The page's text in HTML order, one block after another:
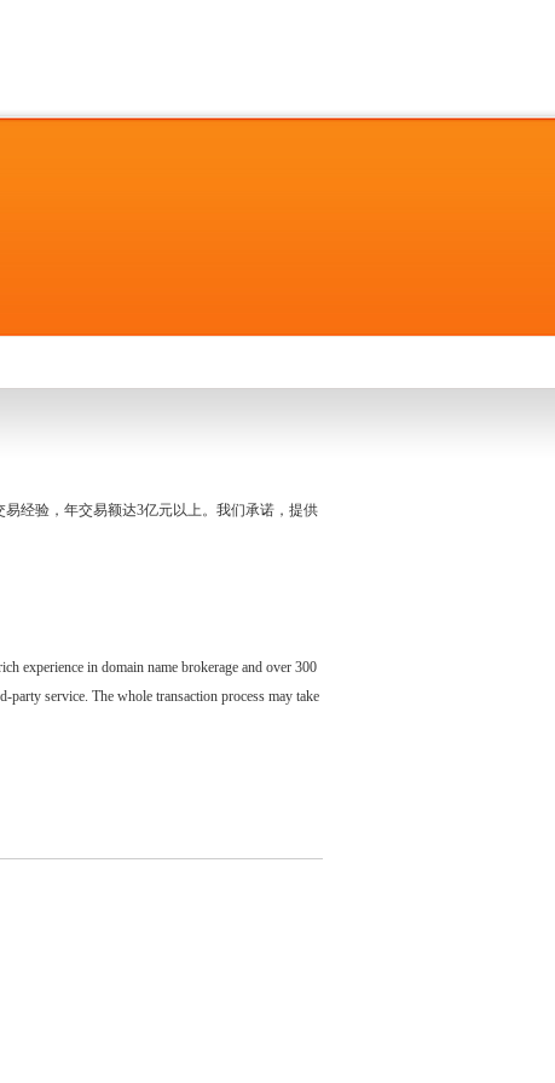
经验，年交易额达3亿元以上。我们承诺，提供
experience in domain name brokerage and over 300
service. The whole transaction process may take